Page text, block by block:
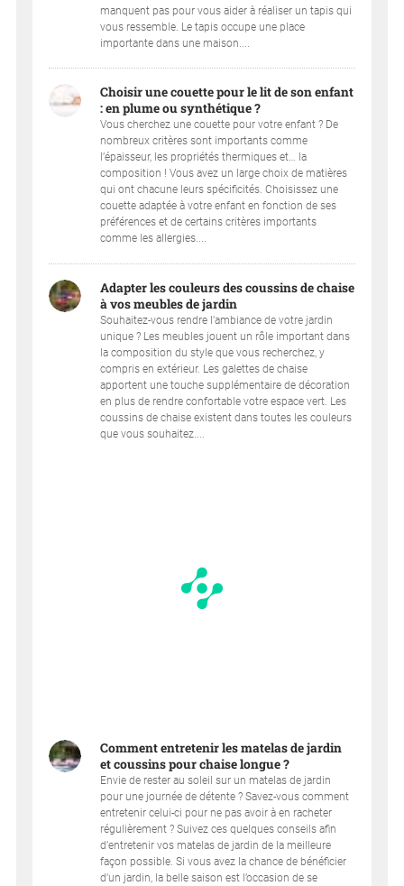
manquent pas pour vous aider à réaliser un tapis qui
vous ressemble. Le tapis occupe une place
importante dans une maison....
Choisir une couette pour le lit de son enfant
: en plume ou synthétique ?
Vous cherchez une couette pour votre enfant ? De
nombreux critères sont importants comme
l’épaisseur, les propriétés thermiques et… la
composition ! Vous avez un large choix de matières
qui ont chacune leurs spécificités. Choisissez une
couette adaptée à votre enfant en fonction de ses
préférences et de certains critères importants
comme les allergies....
Adapter les couleurs des coussins de chaise
à vos meubles de jardin
Souhaitez-vous rendre l’ambiance de votre jardin
unique ? Les meubles jouent un rôle important dans
la composition du style que vous recherchez, y
compris en extérieur. Les galettes de chaise
apportent une touche supplémentaire de décoration
en plus de rendre confortable votre espace vert. Les
coussins de chaise existent dans toutes les couleurs
que vous souhaitez....
Comment entretenir les matelas de jardin
et coussins pour chaise longue ?
Envie de rester au soleil sur un matelas de jardin
pour une journée de détente ? Savez-vous comment
entretenir celui-ci pour ne pas avoir à en racheter
régulièrement ? Suivez ces quelques conseils afin
d’entretenir vos matelas de jardin de la meilleure
façon possible. Si vous avez la chance de bénéficier
d’un jardin, la belle saison est l’occasion de se